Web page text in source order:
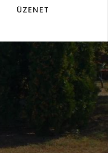
ÜZENET